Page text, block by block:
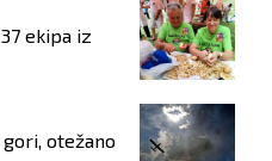
ekipa iz
otežano